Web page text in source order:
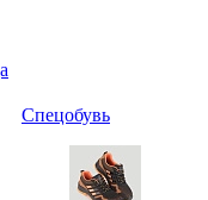
Спецобувь